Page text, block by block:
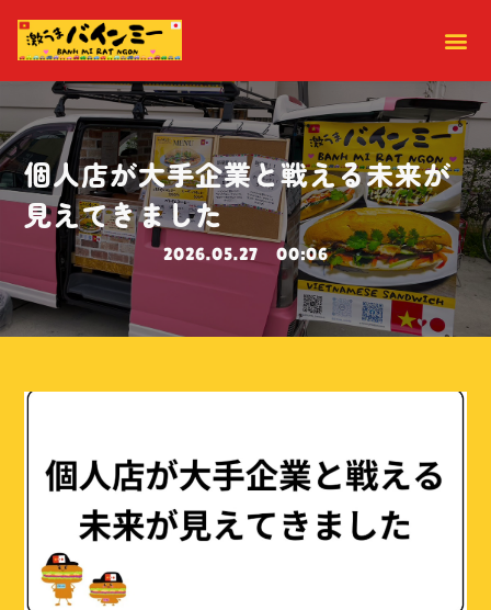
個人店が大手企業と戦える未来が
見えてきました
2026.05.27 00:06